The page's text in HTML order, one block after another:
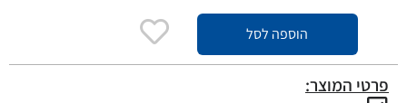
הוספה לסל
פרטי המוצר: